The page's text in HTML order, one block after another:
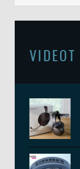
VIDEOT